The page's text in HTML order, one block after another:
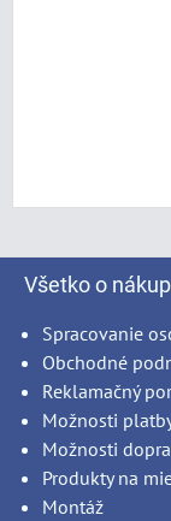
Všetko o
Spracovanie
Obchodné
Reklamačný
Možnosti
Možnosti
Produkty na
Montáž